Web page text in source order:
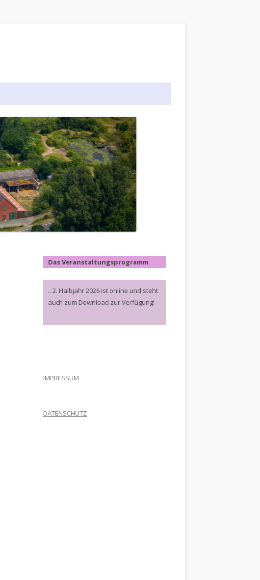
Das Veranstaltungsprogramm
.. 2. Halbjahr 2026 ist online und steht
auch zum Download zur Verfügung!
IMPRESSUM
DATENSCHUTZ